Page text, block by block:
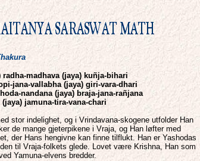
radha-madhava (jaya) kuñja-bihari
jana-vallabha (jaya) giri-vara-dhari
nandana (jaya) braja-jana-rañjana
(jaya) jamuna-tira-vana-chari
stor indelighet, og i Vrindavana-skogene utfolder Han
de mange gjeterpikene i Vraja, og Han løfter med
der Hans hengivne kan finne tilflukt. Han er Yashodas
til Vraja-folkets glede. Lovet være Krishna, Han som
Yamuna-elvens bredder.